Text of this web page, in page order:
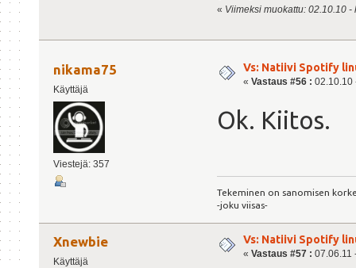
« Viimeksi muokattu: 02.10.10
nikama75
Käyttäjä
Viestejä: 357
Vs: Natiivi Spotify
« Vastaus #56 : 02.10.10
Ok. Kiitos.
Tekeminen on sanomisen
-joku viisas-
Xnewbie
Käyttäjä
Vs: Natiivi Spotify
« Vastaus #57 : 07.06.11